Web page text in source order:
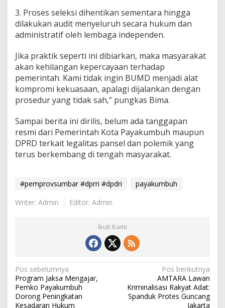
3. Proses seleksi dihentikan sementara hingga
dilakukan audit menyeluruh secara hukum dan
administratif oleh lembaga independen.
Jika praktik seperti ini dibiarkan, maka masyarakat
akan kehilangan kepercayaan terhadap
pemerintah. Kami tidak ingin BUMD menjadi alat
kompromi kekuasaan, apalagi dijalankan dengan
prosedur yang tidak sah,” pungkas Bima.
Sampai berita ini dirilis, belum ada tanggapan
resmi dari Pemerintah Kota Payakumbuh maupun
DPRD terkait legalitas pansel dan polemik yang
terus berkembang di tengah masyarakat.
#pemprovsumbar #dprri #dpdri
payakumbuh
Writer: Admin
Editor: Admin
Ikuti Kami
N
a
v
Pos sebelumnya
Program Jaksa Mengajar,
Pemko Payakumbuh
Dorong Peningkatan
Kesadaran Hukum
Pos berikutnya
AMTARA Lawan
Kriminalisasi Rakyat Adat:
Spanduk Protes Guncang
Jakarta